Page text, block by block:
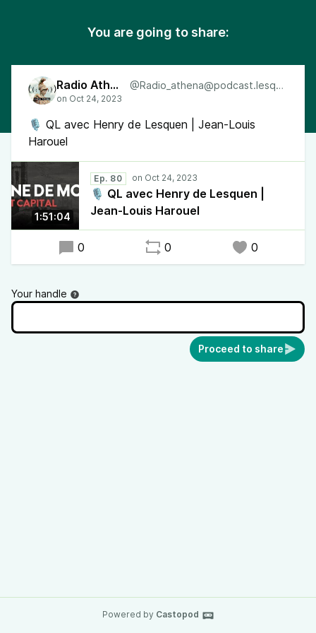
You are going to share:
Radio Athéna @Radio_athena@podcast.lesquen.fr
🎙 QL avec Henry de Lesquen | Jean-Louis
Harouel
1:51:04
Ep. 80
🎙 QL avec Henry de Lesquen |
Jean-Louis Harouel
0 0 0
Your handle
Proceed to share
Powered by Castopod